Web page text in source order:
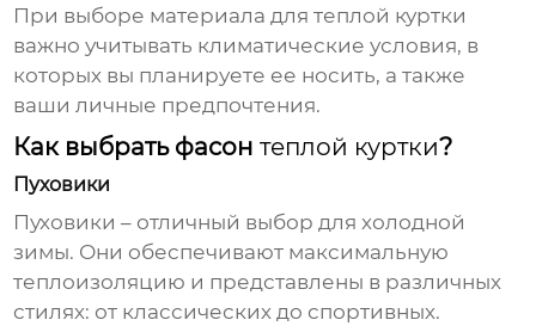
При выборе материала длятеплой куртки
важно учитывать климатические условия, в
которых вы планируете ее носить, а также
ваши личные предпочтения.
Как выбрать фасонтеплой куртки?
Пуховики
Пуховики – отличный выбор для холодной
зимы. Они обеспечивают максимальную
теплоизоляцию и представлены в различных
стилях: от классических до спортивных.